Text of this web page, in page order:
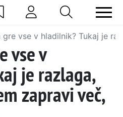
gre vse v hladilnik? Tukaj je
vse v
je razlaga,
zapravi več,